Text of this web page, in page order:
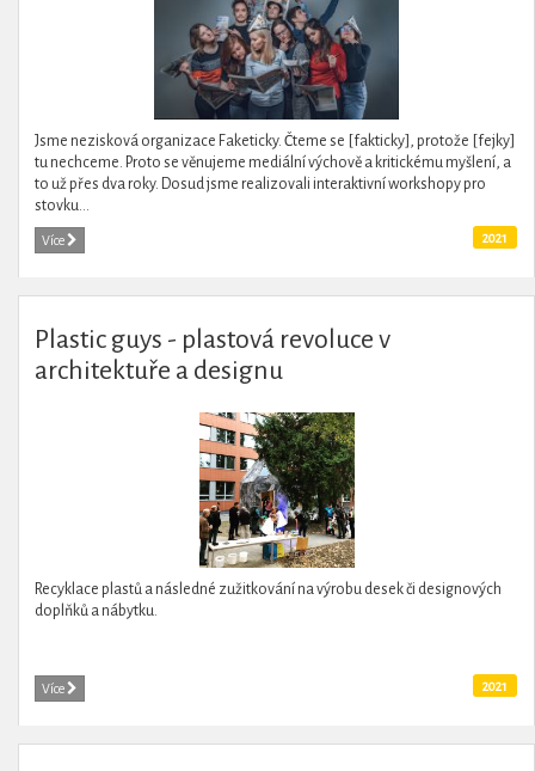
Jsme nezisková organizace Faketicky. Čteme se [fakticky], protože [fejky]
tu nechceme. Proto se věnujeme mediální výchově a kritickému myšlení, a
to už přes dva roky. Dosud jsme realizovali interaktivní workshopy pro
stovku...
Více 2021
Plastic guys - plastová revoluce v
architektuře a designu
Recyklace plastů a následné zužitkování na výrobu desek či designových
doplňků a nábytku.
Více 2021